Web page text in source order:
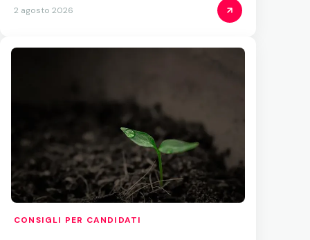
2 agosto 2026
CONSIGLI PER CANDIDATI